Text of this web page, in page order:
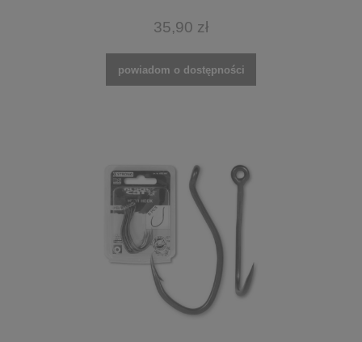
35,90 zł
powiadom o dostępności